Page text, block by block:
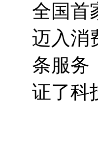
全国首
迈入消
条服务
证了科